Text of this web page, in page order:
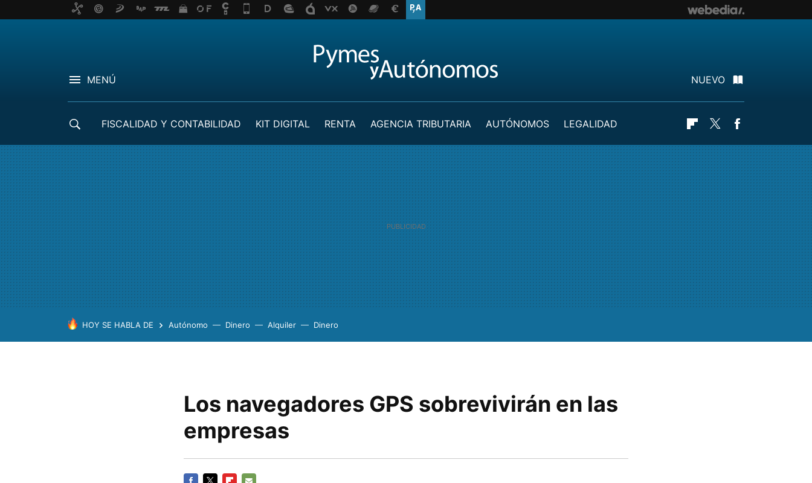
MENÚ NUEVO
FISCALIDAD Y CONTABILIDAD KIT DIGITAL RENTA AGENCIA TRIBUTARIA AUTÓNOMOS
LEGALIDAD
Flipboard
Twitter
HOY SE HABLA DE Autónomo Dinero Alquiler Dinero
Los navegadores GPS sobrevivirán en las
empresas